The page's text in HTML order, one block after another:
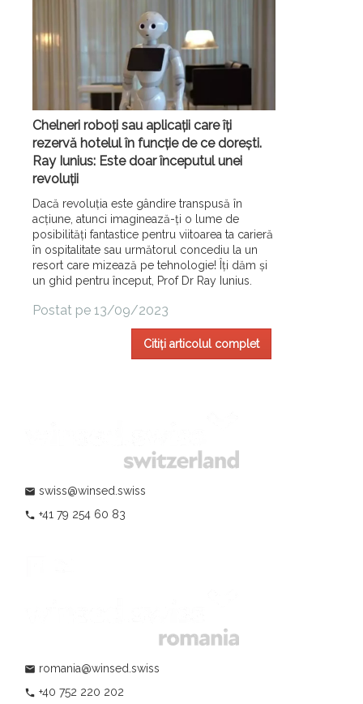
Chelneri roboți sau aplicații care îți
rezervă hotelul în funcție de ce dorești.
Ray Iunius: Este doar începutul unei
revoluții
Dacă revoluția este gândire transpusă în
acțiune, atunci imaginează-ți o lume de
posibilități fantastice pentru viitoarea ta carieră
în ospitalitate sau următorul concediu la un
resort care mizează pe tehnologie! Îți dăm și
un ghid pentru început, Prof Dr Ray Iunius.
Postat pe 13/09/2023
Citiți articolul complet
mail swiss@winsed.swiss
phone +41 79 254 60 83
mail romania@winsed.swiss
phone +40 752 220 202